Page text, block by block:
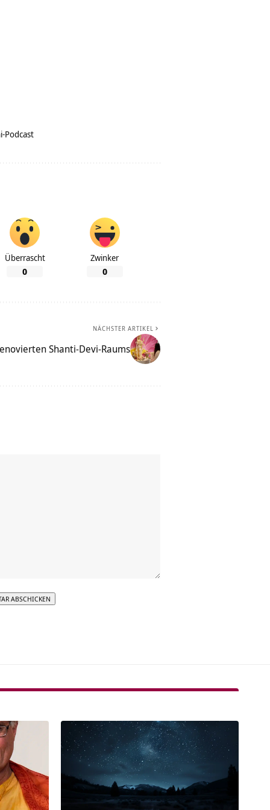
Podcast
Überrascht
0
Zwinker
0
NÄCHSTER ARTIKEL
Shanti-Devi-Raums